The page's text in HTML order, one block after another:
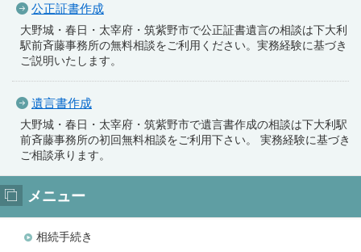
公正証書作成
大野城・春日・太宰府・筑紫野市で公正証書遺言の相談は下大利
駅前斉藤事務所の無料相談をご利用ください。実務経験に基づき
ご説明いたします。
遺言書作成
大野城・春日・太宰府・筑紫野市で遺言書作成の相談は下大利駅
前斉藤事務所の初回無料相談をご利用下さい。 実務経験に基づき
ご相談承ります。
メニュー
相続手続き